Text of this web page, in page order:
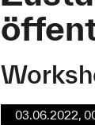
03.06.2022,